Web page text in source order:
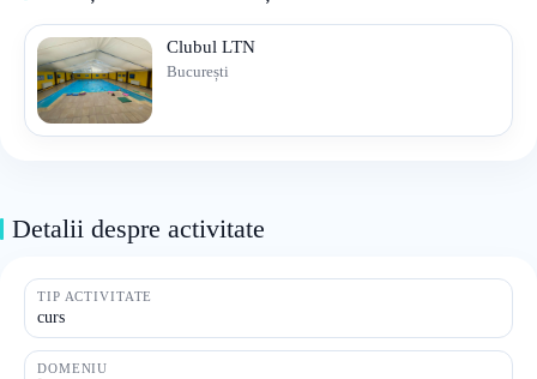
Clubul LTN
București
Detalii despre activitate
TIP ACTIVITATE
curs
DOMENIU